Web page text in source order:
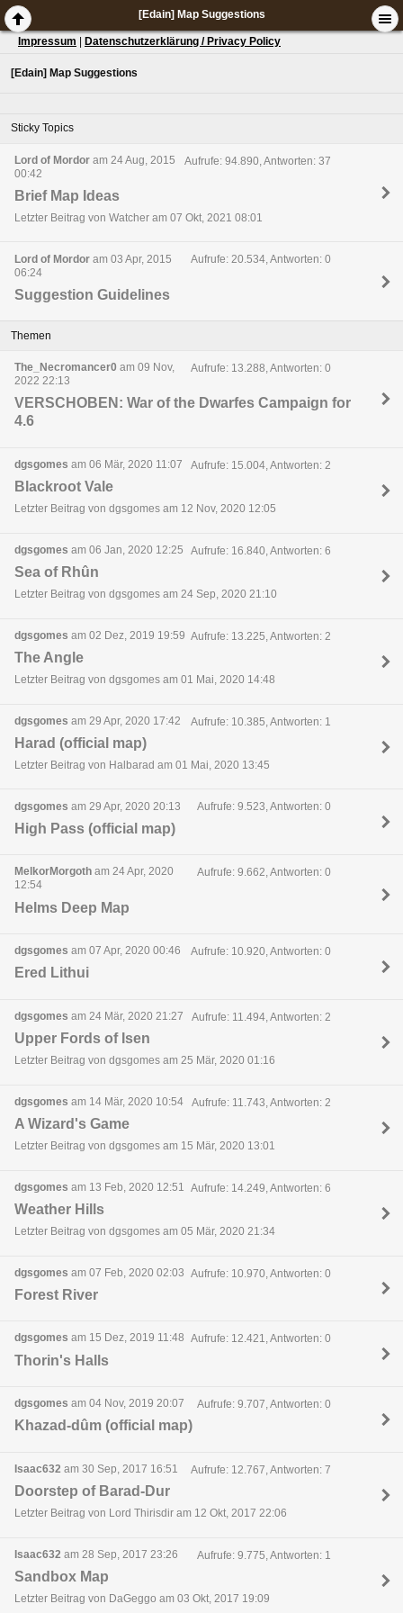
[Edain] Map Suggestions
Impressum Datenschutzerklärung / Privacy Policy
[Edain] Map Suggestions
Sticky Topics
Lord of Mordor am 24 Aug, 2015
00:42
Aufrufe: 94.890, Antworten: 37
Brief Map Ideas
Letzter Beitrag von Watcher am 07 Okt, 2021 08:01
Lord of Mordor am 03 Apr, 2015
06:24
Aufrufe: 20.534, Antworten: 0
Suggestion Guidelines
Themen
The_Necromancer0 am 09 Nov,
2022 22:13
Aufrufe: 13.288, Antworten: 0
VERSCHOBEN: War of the Dwarfes Campaign for
4.6
dgsgomes am 06 Mär, 2020 11:07 Aufrufe: 15.004, Antworten: 2
Blackroot Vale
Letzter Beitrag von dgsgomes am 12 Nov, 2020 12:05
dgsgomes am 06 Jan, 2020 12:25 Aufrufe: 16.840, Antworten: 6
Sea of Rhûn
Letzter Beitrag von dgsgomes am 24 Sep, 2020 21:10
dgsgomes am 02 Dez, 2019 19:59 Aufrufe: 13.225, Antworten: 2
The Angle
Letzter Beitrag von dgsgomes am 01 Mai, 2020 14:48
dgsgomes am 29 Apr, 2020 17:42 Aufrufe: 10.385, Antworten: 1
Harad (official map)
Letzter Beitrag von Halbarad am 01 Mai, 2020 13:45
dgsgomes am 29 Apr, 2020 20:13 Aufrufe: 9.523, Antworten: 0
High Pass (official map)
MelkorMorgoth am 24 Apr, 2020
12:54
Aufrufe: 9.662, Antworten: 0
Helms Deep Map
dgsgomes am 07 Apr, 2020 00:46 Aufrufe: 10.920, Antworten: 0
Ered Lithui
dgsgomes am 24 Mär, 2020 21:27 Aufrufe: 11.494, Antworten: 2
Upper Fords of Isen
Letzter Beitrag von dgsgomes am 25 Mär, 2020 01:16
dgsgomes am 14 Mär, 2020 10:54 Aufrufe: 11.743, Antworten: 2
A Wizard's Game
Letzter Beitrag von dgsgomes am 15 Mär, 2020 13:01
dgsgomes am 13 Feb, 2020 12:51 Aufrufe: 14.249, Antworten: 6
Weather Hills
Letzter Beitrag von dgsgomes am 05 Mär, 2020 21:34
dgsgomes am 07 Feb, 2020 02:03 Aufrufe: 10.970, Antworten: 0
Forest River
dgsgomes am 15 Dez, 2019 11:48 Aufrufe: 12.421, Antworten: 0
Thorin's Halls
dgsgomes am 04 Nov, 2019 20:07 Aufrufe: 9.707, Antworten: 0
Khazad-dûm (official map)
Isaac632 am 30 Sep, 2017 16:51 Aufrufe: 12.767, Antworten: 7
Doorstep of Barad-Dur
Letzter Beitrag von Lord Thirisdir am 12 Okt, 2017 22:06
Isaac632 am 28 Sep, 2017 23:26 Aufrufe: 9.775, Antworten: 1
Sandbox Map
Letzter Beitrag von DaGeggo am 03 Okt, 2017 19:09